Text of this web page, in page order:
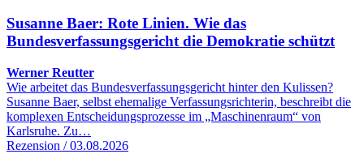
Susanne Baer: Rote Linien. Wie das
Bundesverfassungsgericht die Demokratie schützt
Werner Reutter
Wie arbeitet das Bundesverfassungsgericht hinter den Kulissen?
Susanne Baer, selbst ehemalige Verfassungsrichterin, beschreibt die
komplexen Entscheidungsprozesse im „Maschinenraum“ von
Karlsruhe. Zu…
Rezension / 03.08.2026